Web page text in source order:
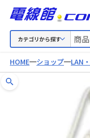
カテゴリから探す
HOME ショップ LAN